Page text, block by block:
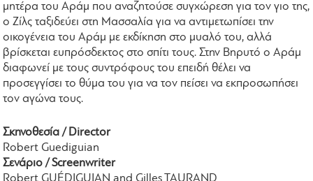
μητέρα του Αράμ που αναζητούσε συγχώρεση για τον γιο της,
ο Ζίλς ταξιδεύει στη Μασσαλία για να αντιμετωπίσει την
οικογένεια του Αράμ με εκδίκηση στο μυαλό του, αλλά
βρίσκεται ευπρόσδεκτος στο σπίτι τους. Στην Βηρυτό ο Αράμ
διαφωνεί με τους συντρόφους του επειδή θέλει να
προσεγγίσει το θύμα του για να τον πείσει να εκπροσωπήσει
τον αγώνα τους.
Σκηνοθεσία / Director
Robert Guediguian
Σενάριο / Screenwriter
Robert GUÉDIGUIAN and Gilles TAURAND